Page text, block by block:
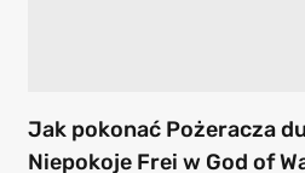
Jak pokonać Pożeracza
Niepokoje Frei w God of